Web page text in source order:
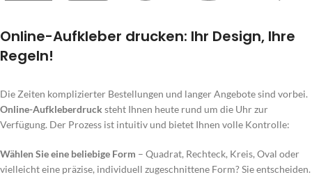
Online-Aufkleber drucken: Ihr Design, Ihre
Regeln!
Die Zeiten komplizierter Bestellungen und langer Angebote sind vorbei.
Online-Aufkleberdruck steht Ihnen heute rund um die Uhr zur
Verfügung. Der Prozess ist intuitiv und bietet Ihnen volle Kontrolle:
Wählen Sie eine beliebige Form – Quadrat, Rechteck, Kreis, Oval oder
vielleicht eine präzise, ​​individuell zugeschnittene Form? Sie entscheiden.